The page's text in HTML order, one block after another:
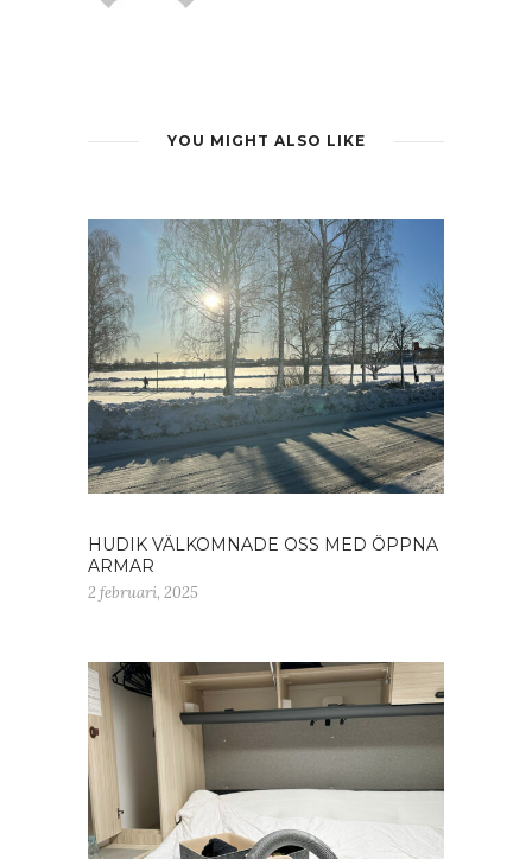
YOU MIGHT ALSO LIKE
HUDIK VÄLKOMNADE OSS MED ÖPPNA
ARMAR
2 februari, 2025